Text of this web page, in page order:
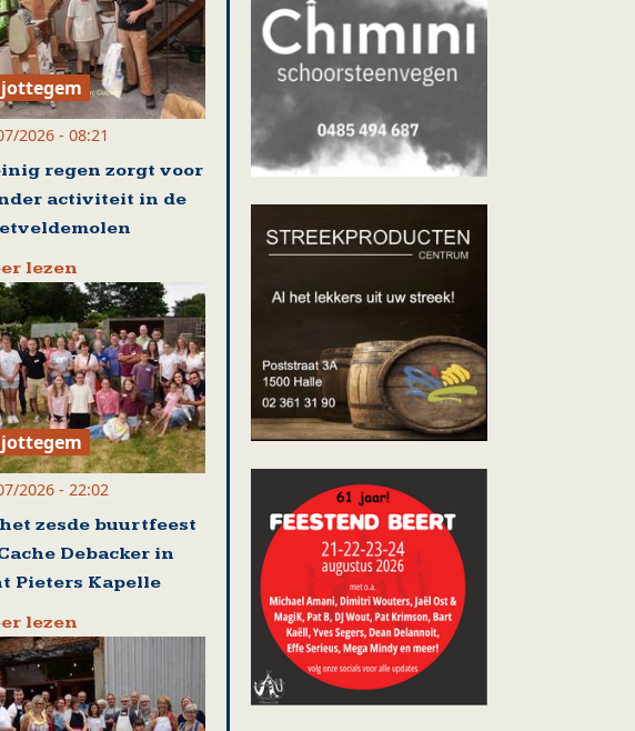
2026 - 08:21
regen zorgt voor
activiteit in de
lezen
2026 - 22:02
zesde buurtfeest
Debacker in
Pieters Kapelle
lezen